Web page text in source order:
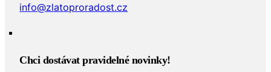
info@zlatoproradost.cz
Chci dostávat pravidelné novinky!​